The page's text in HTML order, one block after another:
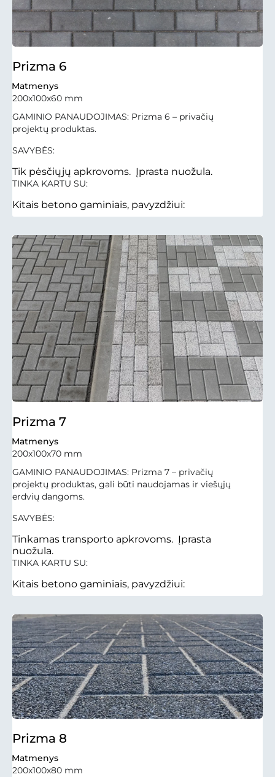
Prizma 6
Matmenys
200x100x60 mm
GAMINIO PANAUDOJIMAS: Prizma 6 – privačių
projektų produktas.
SAVYBĖS:
Tik pėsčiųjų apkrovoms. Įprasta nuožula.
TINKA KARTU SU:
Kitais betono gaminiais, pavyzdžiui:
Prizma 7
Matmenys
200x100x70 mm
GAMINIO PANAUDOJIMAS: Prizma 7 – privačių
projektų produktas, gali būti naudojamas ir viešųjų
erdvių dangoms.
SAVYBĖS:
Tinkamas transporto apkrovoms. Įprasta
nuožula.
TINKA KARTU SU:
Kitais betono gaminiais, pavyzdžiui:
Prizma 8
Matmenys
200x100x80 mm